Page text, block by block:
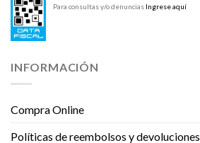
Para consultas y/o denuncias Ingrese aquí
INFORMACIÓN
Compra Online
Políticas de reembolsos y devoluciones